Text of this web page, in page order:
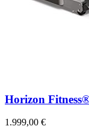
Horizon
1.999,00 €